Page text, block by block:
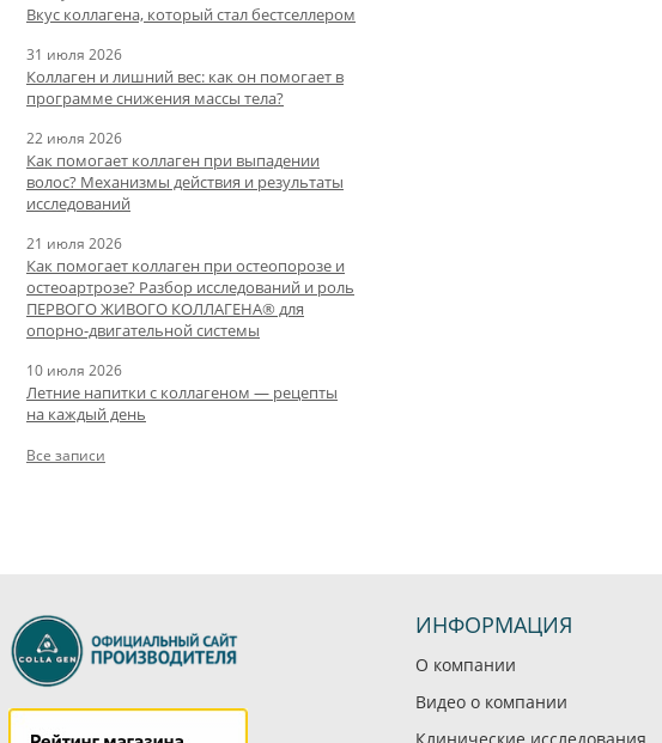
Вкус коллагена, который стал бестселлером
31 июля 2026
Коллаген и лишний вес: как он помогает в
программе снижения массы тела?
22 июля 2026
Как помогает коллаген при выпадении
волос? Механизмы действия и результаты
исследований
21 июля 2026
Как помогает коллаген при остеопорозе и
остеоартрозе? Разбор исследований и роль
ПЕРВОГО ЖИВОГО КОЛЛАГЕНА® для
опорно-двигательной системы
10 июля 2026
Летние напитки с коллагеном — рецепты
на каждый день
Все записи
ИНФОРМАЦИЯ
О компании
Видео о компании